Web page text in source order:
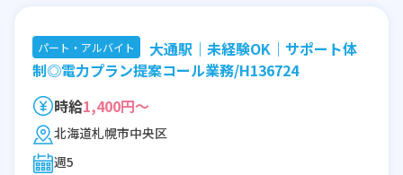
パート・アルバイト
大通駅｜未経験OK｜サポート体
制◎電力プラン提案コール業務/H136724
時給1,400円～
北海道札幌市中央区
週5